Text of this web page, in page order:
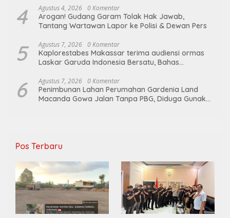
4 Agustus 4, 2026 0 Komentar
Arogan! Gudang Garam Tolak Hak Jawab,
Tantang Wartawan Lapor ke Polisi & Dewan Pers
5 Agustus 7, 2026 0 Komentar
Kaplorestabes Makassar terima audiensi ormas
Laskar Garuda Indonesia Bersatu, Bahas
6 Agustus 7, 2026 0 Komentar
Penimbunan Lahan Perumahan Gardenia Land
Macanda Gowa Jalan Tanpa PBG, Diduga Gunakan
Pos Terbaru